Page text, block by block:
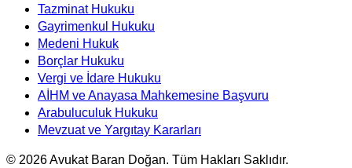
Tazminat Hukuku
Gayrimenkul Hukuku
Medeni Hukuk
Borçlar Hukuku
Vergi ve İdare Hukuku
AİHM ve Anayasa Mahkemesine Başvuru
Arabuluculuk Hukuku
Mevzuat ve Yargıtay Kararları
© 2026Avukat Baran Doğan. Tüm Hakları Saklıdır.